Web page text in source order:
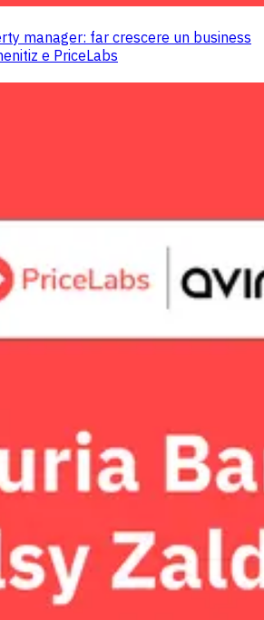
manager: far crescere un business
e PriceLabs